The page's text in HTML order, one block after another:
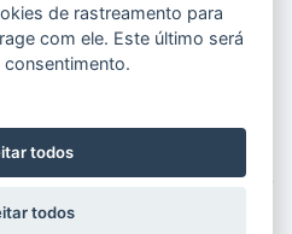
- HUOL
Todos os direitos
de rastreamento para
com ele. Este último será
todos
todos